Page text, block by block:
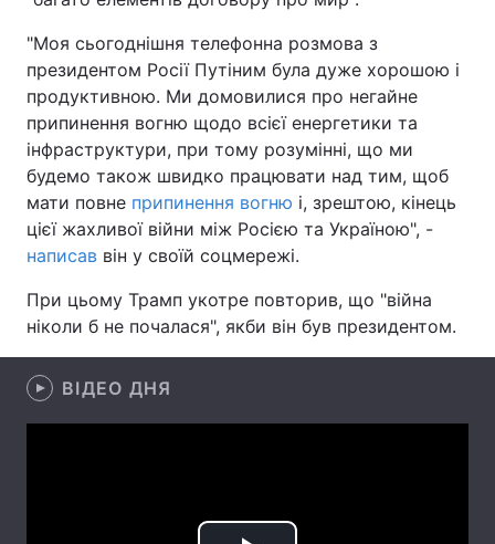
Спорт Наука
Техно і зв'язок Лайт
Зброя Інциденти
Здоров'я Туризм
Цікавинки Погода
Екологія Регіони
Вакансії
"Моя сьогоднішня телефонна розмова з
президентом Росії Путіним була дуже хорошою і
продуктивною. Ми домовилися про негайне
припинення вогню щодо всієї енергетики та
інфраструктури, при тому розумінні, що ми
будемо також швидко працювати над тим, щоб
мати повне припинення вогню і, зрештою, кінець
цієї жахливої війни між Росією та Україною", -
написав він у своїй соцмережі.
При цьому Трамп укотре повторив, що "війна
ніколи б не почалася", якби він був президентом.
ВІДЕО ДНЯ